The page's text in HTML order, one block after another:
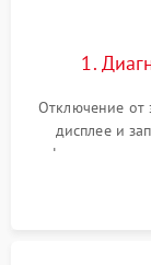
1.
Отключение от
дисплее и
фильтра,